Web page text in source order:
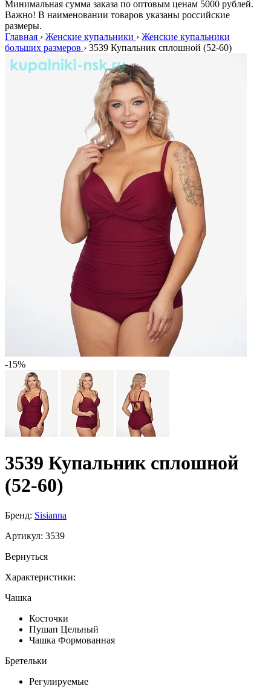
Минимальная сумма заказа по оптовым ценам 5000 рублей.
Важно! В наименовании товаров указаны российские
размеры.
Главная › Женские купальники › Женские купальники
больших размеров › 3539 Купальник сплошной (52-60)
-15%
3539 Купальник сплошной
(52-60)
Бренд: Sisianna
Артикул: 3539
Вернуться
Характеристики:
Чашка
Косточки
Пушап Цельный
Чашка Формованная
Бретельки
Регулируемые